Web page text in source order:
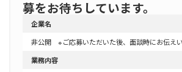
募をお待ちしています。
企業名
非公開 ※ご応募いただいた後、面談時にお伝えい
業務内容